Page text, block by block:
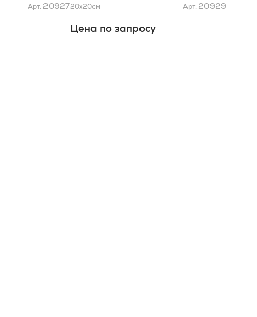
Арт. 2092720x20см Арт. 20929
Цена по запросу